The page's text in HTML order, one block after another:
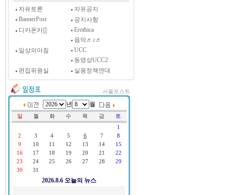
자유토론
자유공지
BannerPost
공지사항
디카폰카▒
Erothica
음악♬♪♬
일상의아침
UCC
동영상UCC2
편집위원실
실용정책연대
서울포스트